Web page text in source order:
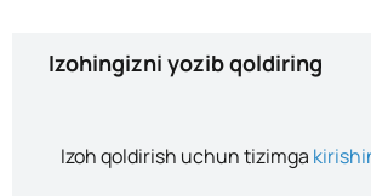
Izohingizni yozib qoldiring
Izoh qoldirish uchun tizimga